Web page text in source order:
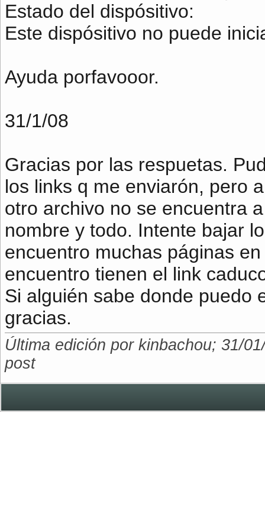
Estado del dispósitivo:
Este dispósitivo no puede
Ayuda porfavooor.
31/1/08
Gracias por las respuetas.
los links q me enviarón, pero
otro archivo no se encuentra
nombre y todo. Intente bajar
encuentro muchas páginas
encuentro tienen el link
Si alguién sabe donde puedo
gracias.
Última edición por kinbachou; 31/
post